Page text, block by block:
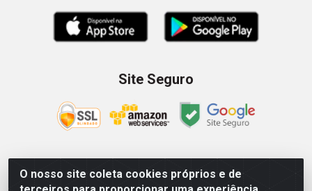
O nosso site coleta cookies próprios e de
Site Seguro
Zein Importação e Comércio LTDA - Av. Senador Queiróz, 274